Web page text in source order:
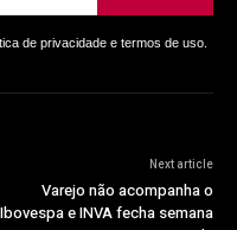
de privacidade e termos de uso.
Next article
Varejo não acompanha o
Ibovespa e INVA fecha semana